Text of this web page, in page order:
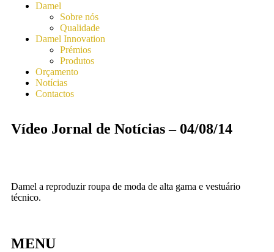
Damel
Sobre nós
Qualidade
Damel Innovation
Prémios
Produtos
Orçamento
Notícias
Contactos
Vídeo Jornal de Notícias – 04/08/14
Damel a reproduzir roupa de moda de alta gama e vestuário
técnico.
MENU